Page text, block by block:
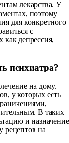
лекарства. У
поэтому
для конкретного
с
как депрессия,
психиатра?
на дому.
у которых есть
В таких
и назначение
рецептов на